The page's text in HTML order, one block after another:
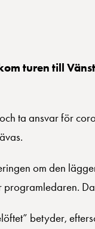
turen till
ta ansvar för
om den
betyder,